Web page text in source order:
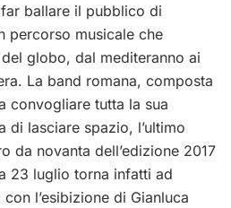
ballare il pubblico di
percorso musicale che
globo, dal mediteranno ai
La band romana, composta
convogliare tutta la sua
di lasciare spazio, l’ultimo
da novanta dell’edizione 2017
23 luglio torna infatti ad
l’esibizione di Gianluca